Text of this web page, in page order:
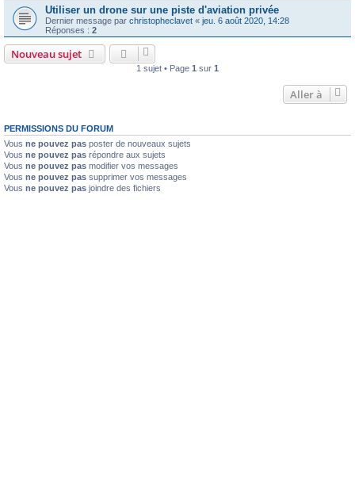
Utiliser un drone sur une piste d'aviation privée
Dernier message par christopheclavet « jeu. 6 août 2020, 14:28
Réponses : 2
Nouveau sujet
1 sujet • Page 1 sur 1
Aller à
PERMISSIONS DU FORUM
Vous ne pouvez pas poster de nouveaux sujets
Vous ne pouvez pas répondre aux sujets
Vous ne pouvez pas modifier vos messages
Vous ne pouvez pas supprimer vos messages
Vous ne pouvez pas joindre des fichiers